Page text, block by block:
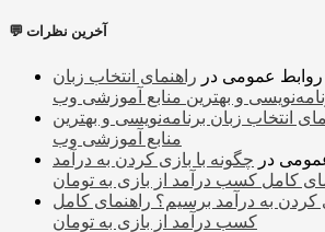
💬 آخرین نظرات
عمومی در راهنمای انتخاب زبان
و بهترین منابع آموزشی وب
انتخاب زبان برنامه‌نویسی و بهترین
منابع آموزشی وب
در چگونه با بازی کردن به درآمد
کامل کسب درآمد از بازی به تومان
کردن به درآمد برسیم؟ راهنمای کامل
کسب درآمد از بازی به تومان